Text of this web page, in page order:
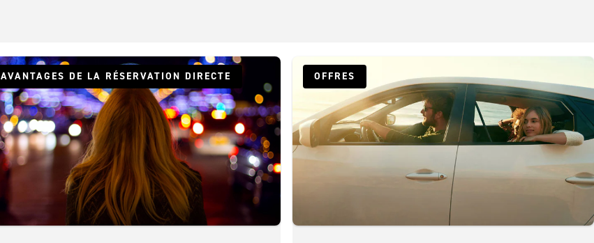
AVANTAGES DE LA RÉSERVATION DIRECTE OFFRES